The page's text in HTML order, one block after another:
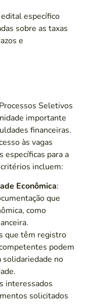
específico
sobre as taxas
e
Seletivos
importante
financeiras.
às vagas
específicas para a
incluem:
Econômica:
que
como
que têm registro
podem
solidariedade no
interessados
solicitados